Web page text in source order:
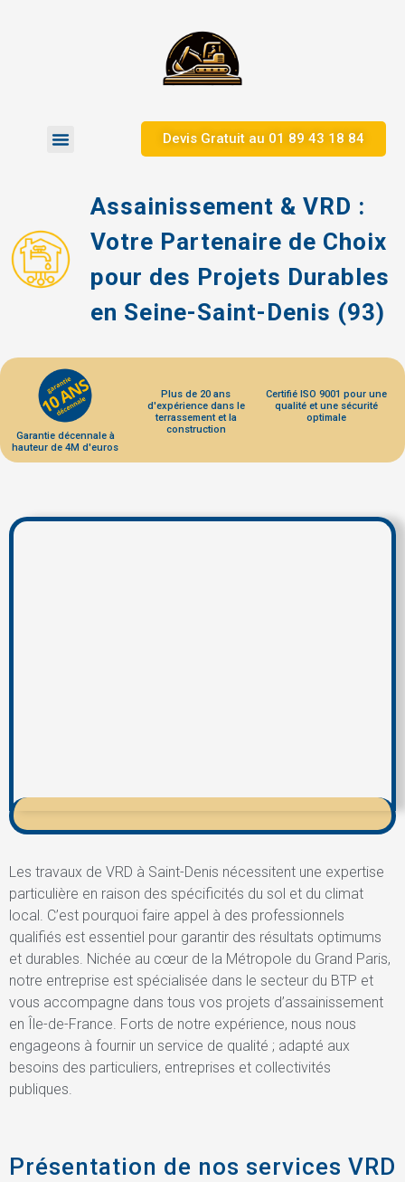
Devis Gratuit au 01 89 43 18 84
Assainissement & VRD :
Votre Partenaire de Choix
pour des Projets Durables
en Seine-Saint-Denis (93)
Garantie décennale à
hauteur de 4M d'euros
Plus de 20 ans
d'expérience dans le
terrassement et la
construction
Certifié ISO 9001 pour une
qualité et une sécurité
optimale
Les travaux de VRD à Saint-Denis nécessitent une expertise
particulière en raison des spécificités du sol et du climat
local. C’est pourquoi faire appel à des professionnels
qualifiés est essentiel pour garantir des résultats optimums
et durables. Nichée au cœur de la Métropole du Grand Paris,
notre entreprise est spécialisée dans le secteur du BTP et
vous accompagne dans tous vos projets d’assainissement
en Île-de-France. Forts de notre expérience, nous nous
engageons à fournir un service de qualité ; adapté aux
besoins des particuliers, entreprises et collectivités
publiques.
Présentation de nos services VRD